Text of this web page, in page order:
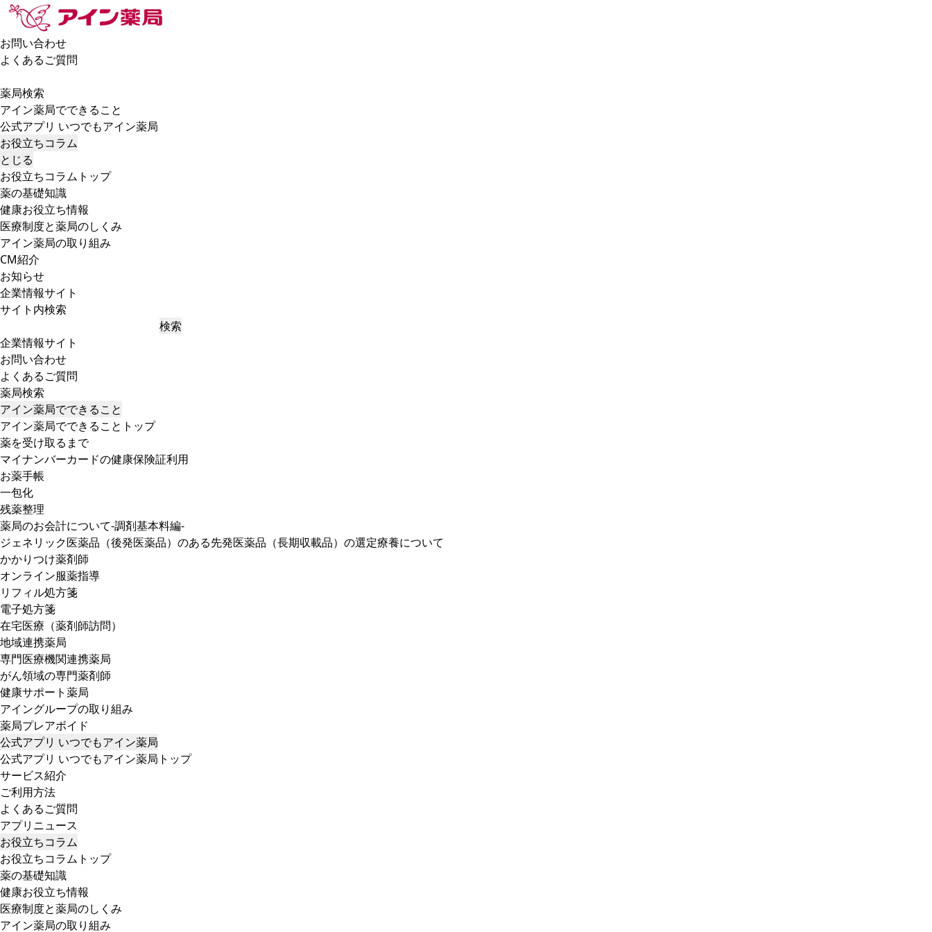
お問い合わせ
よくあるご質問
薬局検索
アイン薬局でできること
公式アプリ いつでもアイン薬局
お役立ちコラム
とじる
お役立ちコラムトップ
薬の基礎知識
健康お役立ち情報
医療制度と薬局のしくみ
アイン薬局の取り組み
CM紹介
お知らせ
企業情報サイト
サイト内検索
検索
企業情報サイト
お問い合わせ
よくあるご質問
薬局検索
アイン薬局でできること
アイン薬局でできることトップ
薬を受け取るまで
マイナンバーカードの健康保険証利用
お薬手帳
一包化
残薬整理
薬局のお会計について-調剤基本料編-
ジェネリック医薬品（後発医薬品）のある先発医薬品（長期収載品）の選定療養について
かかりつけ薬剤師
オンライン服薬指導
リフィル処方箋
電子処方箋
在宅医療（薬剤師訪問）
地域連携薬局
専門医療機関連携薬局
がん領域の専門薬剤師
健康サポート薬局
アイングループの取り組み
薬局プレアボイド
公式アプリ いつでもアイン薬局
公式アプリ いつでもアイン薬局トップ
サービス紹介
ご利用方法
よくあるご質問
アプリニュース
お役立ちコラム
お役立ちコラムトップ
薬の基礎知識
健康お役立ち情報
医療制度と薬局のしくみ
アイン薬局の取り組み